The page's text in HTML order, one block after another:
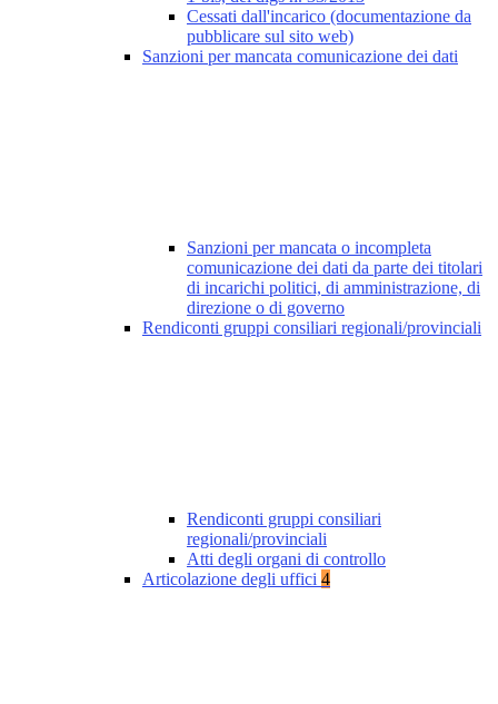
Cessati dall'incarico (documentazione da
pubblicare sul sito web)
Sanzioni per mancata comunicazione dei dati
Sanzioni per mancata o incompleta
comunicazione dei dati da parte dei titolari
di incarichi politici, di amministrazione, di
direzione o di governo
Rendiconti gruppi consiliari regionali/provinciali
Rendiconti gruppi consiliari
regionali/provinciali
Atti degli organi di controllo
Articolazione degli uffici 4